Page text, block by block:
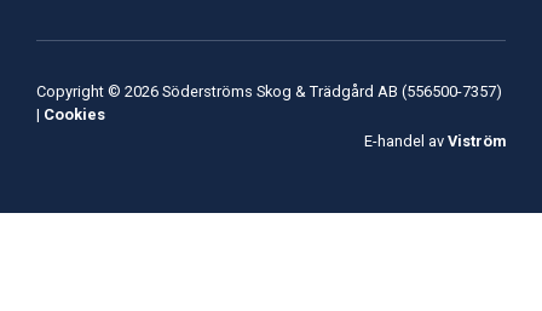
Copyright © 2026 Söderströms Skog & Trädgård AB (556500-7357)
| Cookies
E-handel av Viström